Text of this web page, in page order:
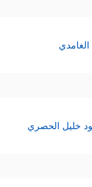
خليل الحصري